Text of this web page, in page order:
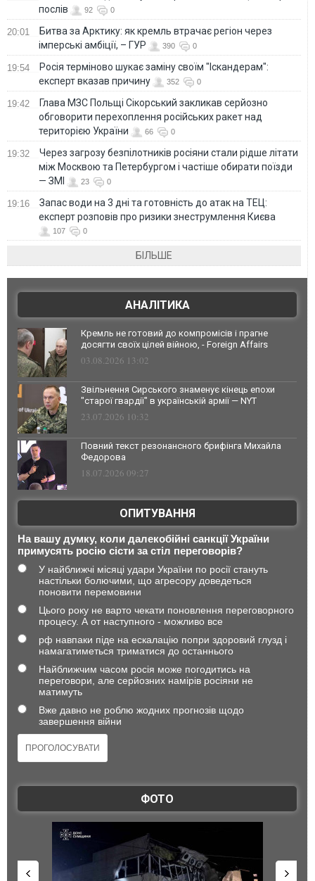
послів
92 0
20:01
Битва за Арктику: як кремль втрачає регіон через
імперські амбіції, – ГУР
390 0
19:54
Росія терміново шукає заміну своїм "Іскандерам":
експерт вказав причину
352 0
19:42
Глава МЗС Польщі Сікорський закликав серйозно
обговорити перехоплення російських ракет над
територією України
66 0
19:32
Через загрозу безпілотників росіяни стали рідше літати
між Москвою та Петербургом і частіше обирати поїзди
— ЗМІ
23 0
19:16
Запас води на 3 дні та готовність до атак на ТЕЦ:
експерт розповів про ризики знеструмлення Києва
107 0
БІЛЬШЕ
АНАЛІТИКА
Кремль не готовий до компромісів і прагне
досягти своїх цілей війною, - Foreign Affairs
03.08.2026 13:02
Звільнення Сирського знаменує кінець епохи
"старої гвардії" в українській армії — NYT
23.07.2026 10:32
Повний текст резонансного брифінга Михайла
Федорова
18.07.2026 09:27
ОПИТУВАННЯ
На вашу думку, коли далекобійні санкції України
примусять росію сісти за стіл переговорів?
У найближчі місяці удари України по росії стануть
настільки болючими, що агресору доведеться
поновити перемовини
Цього року не варто чекати поновлення переговорного
процесу. А от наступного - можливо все
рф навпаки піде на ескалацію попри здоровий глузд і
намагатиметься триматися до останнього
Найближчим часом росія може погодитись на
переговори, але серйозних намірів росіяни не
матимуть
Вже давно не роблю жодних прогнозів щодо
завершення війни
ФОТО